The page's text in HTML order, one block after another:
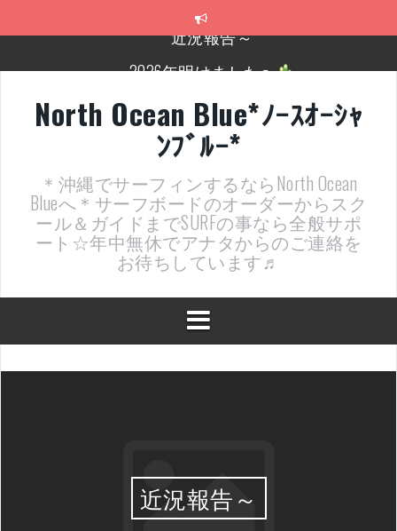
2026年明けました〜
近況報告ww
ヤッチマッターーーー！！！
支部長就任報告と支部予選・検定開催決定！
近況報告～
North Ocean Blue*ﾉｰｽｵｰｼｬ
ﾝﾌﾞﾙｰ*
＊沖縄でサーフィンするならNorth Ocean
Blueへ＊サーフボードのオーダーからスク
ール＆ガイドまでSURFの事なら全般サポ
ート☆年中無休でアナタからのご連絡を
お待ちしています♬
近況報告～